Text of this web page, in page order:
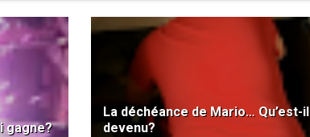
gagne?
La déchéance de Mario… Qu’est-il
devenu?